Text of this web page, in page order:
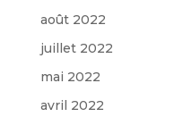
août 2022
juillet 2022
mai 2022
avril 2022